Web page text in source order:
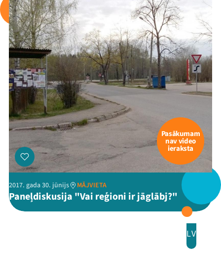
Pasākumam
nav video
ieraksta
2017. gada 30. jūnijs MĀJVIETA
Paneļdiskusija "Vai reģioni ir jāglābj?"
LV